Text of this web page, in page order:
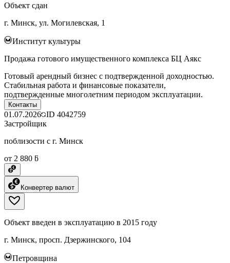
Объект сдан
г. Минск, ул. Могилевская, 1
Институт культуры
Продажа готового имущественного комплекса БЦ Аякс
Готовый арендный бизнес с подтвержденной доходностью.
Стабильная работа и финансовые показатели,
подтвержденные многолетним периодом эксплуатации.
Контакты
01.07.2026 ID 4042759
Застройщик
поблизости с г. Минск
от 2 880 ƃ
Конвертер валют
Объект введен в эксплуатацию в 2015 году
г. Минск, просп. Дзержинского, 104
Петровщина